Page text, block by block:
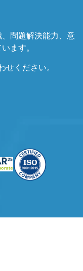
問題解決能力、意
ます。
せください。